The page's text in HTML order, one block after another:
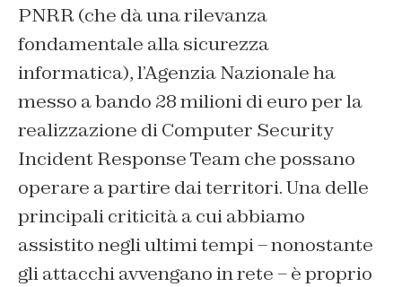
PNRR (che dà una rilevanza
fondamentale alla sicurezza
informatica), l’Agenzia Nazionale ha
messo a bando 28 milioni di euro per la
realizzazione di Computer Security
Incident Response Team che possano
operare a partire dai territori. Una delle
principali criticità a cui abbiamo
assistito negli ultimi tempi – nonostante
gli attacchi avvengano in rete – è proprio